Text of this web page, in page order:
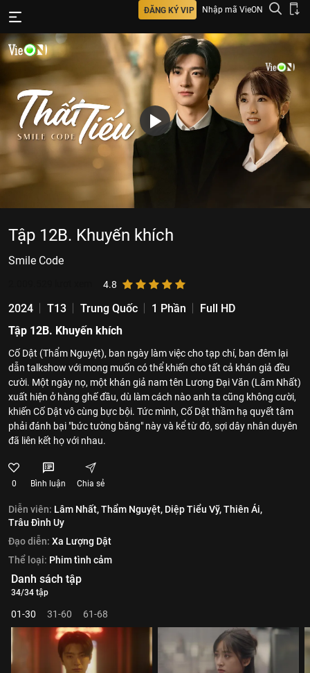
ĐĂNG KÝ VIP Nhập mã VieON
Tập 12B. Khuyến khích
Smile Code
4.8
2024 T13 Trung Quốc 1 Phần
Full HD
Tập 12B. Khuyến khích
Cố Dật (Thẩm Nguyệt), ban ngày làm việc cho tạp chí, ban đêm lại
dẫn talkshow với mong muốn có thể khiến cho tất cả khán giả đều
cười. Một ngày nọ, một khán giả nam tên Lương Đại Văn (Lâm Nhất)
xuất hiện ở hàng ghế đầu, dù làm cách nào anh ta cũng không cười,
khiến Cố Dật vô cùng bực bội. Tức mình, Cố Dật thầm hạ quyết tâm
phải đánh bại "bức tường băng" này và kể từ đó, sợi dây nhân duyên
đã liên kết họ với nhau.
0 Bình luận Chia sẻ
Diễn viên: Lâm Nhất,Thẩm Nguyệt, Diệp Tiểu Vỹ,Thiên Ái,
Trâu Đình Uy
Đạo diễn: Xa Lượng Dật
Thể loại: Phim tình cảm
Danh sách tập
34/34 tập
01-30 31-60 61-68